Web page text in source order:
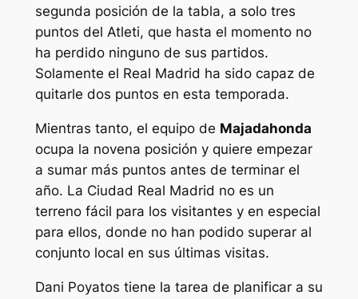
segunda posición de la tabla, a solo tres
puntos del Atleti, que hasta el momento no
ha perdido ninguno de sus partidos.
Solamente el Real Madrid ha sido capaz de
quitarle dos puntos en esta temporada.
Mientras tanto, el equipo de Majadahonda
ocupa la novena posición y quiere empezar
a sumar más puntos antes de terminar el
año. La Ciudad Real Madrid no es un
terreno fácil para los visitantes y en especial
para ellos, donde no han podido superar al
conjunto local en sus últimas visitas.
Dani Poyatos tiene la tarea de planificar a su